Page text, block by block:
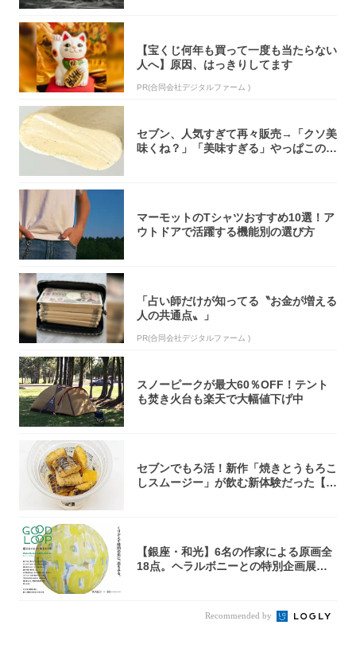
【宝くじ何年も買って一度も当たらない
人へ】原因、はっきりしてます
PR(合同会社デジタルファーム )
セブン、人気すぎて再々販売→「クソ美
味くね？」「美味すぎる」やっぱこのク
マーモットのTシャツおすすめ10選！ア
ウトドアで活躍する機能別の選び方
「占い師だけが知ってる〝お金が増える
人の共通点〟」
PR(合同会社デジタルファーム )
スノーピークが最大60％OFF！テント
も焚き火台も楽天で大幅値下げ中
セブンでもろ活！新作「焼きとうもろこ
しスムージー」が飲む新体験だった【東
【銀座・和光】6名の作家による原画全
18点。ヘラルボニーとの特別企画展「G
Recommended by